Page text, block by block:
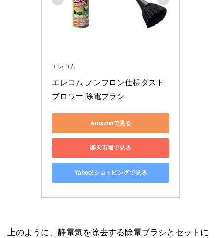
エレコム
エレコム ノンフロン仕様ダスト
ブロワー 除電ブラシ
Amazonで見る
楽天市場で見る
Yahoo!ショッピングで見る
上のように、静電気を除去する除電ブラシとセットに